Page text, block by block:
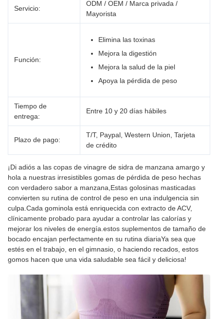
Servicio:
ODM / OEM / Marca privada /
Mayorista
Función:
Elimina las toxinas
Mejora la digestión
Mejora la salud de la piel
Apoya la pérdida de peso
Tiempo de
entrega:
Entre 10 y 20 días hábiles
Plazo de pago:
T/T, Paypal, Western Union, Tarjeta
de crédito
¡Di adiós a las copas de vinagre de sidra de manzana amargo y
hola a nuestras irresistibles gomas de pérdida de peso hechas
con verdadero sabor a manzana,Estas golosinas masticadas
convierten su rutina de control de peso en una indulgencia sin
culpa.Cada gominola está enriquecida con extracto de ACV,
clínicamente probado para ayudar a controlar las calorías y
mejorar los niveles de energía.estos suplementos de tamaño de
bocado encajan perfectamente en su rutina diariaYa sea que
estés en el trabajo, en el gimnasio, o haciendo recados, estos
gomos hacen que una vida saludable sea fácil y deliciosa!